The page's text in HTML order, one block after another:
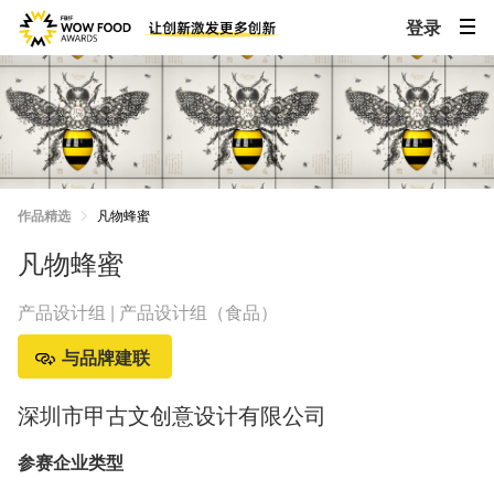
登录
作品精选 凡物蜂蜜
凡物蜂蜜
产品设计组 | 产品设计组（食品）
与品牌建联
深圳市甲古文创意设计有限公司
参赛企业类型